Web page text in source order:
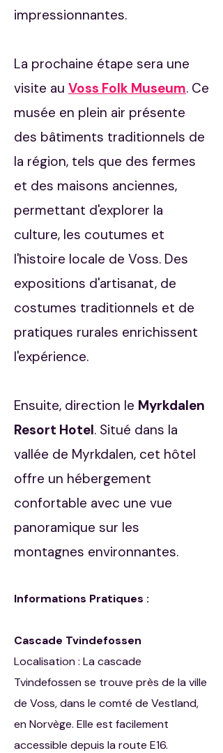
impressionnantes.​
La prochaine étape sera une
visite au Voss Folk Museum. Ce
musée en plein air présente
des bâtiments traditionnels de
la région, tels que des fermes
et des maisons anciennes,
permettant d'explorer la
culture, les coutumes et
l'histoire locale de Voss. Des
expositions d'artisanat, de
costumes traditionnels et de
pratiques rurales enrichissent
l'expérience.​
Ensuite, direction le Myrkdalen
Resort Hotel. Situé dans la
vallée de Myrkdalen, cet hôtel
offre un hébergement
confortable avec une vue
panoramique sur les
montagnes environnantes.
Informations Pratiques :
Cascade Tvindefossen
Localisation : La cascade
Tvindefossen se trouve près de la ville
de Voss, dans le comté de Vestland,
en Norvège. Elle est facilement
accessible depuis la route E16.